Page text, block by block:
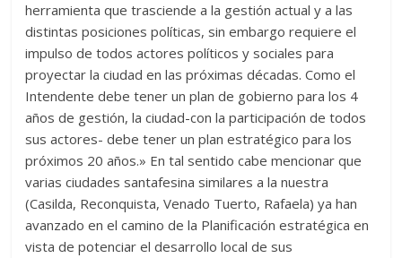
herramienta que trasciende a la gestión actual y a las
distintas posiciones políticas, sin embargo requiere el
impulso de todos actores políticos y sociales para
proyectar la ciudad en las próximas décadas. Como el
Intendente debe tener un plan de gobierno para los 4
años de gestión, la ciudad-con la participación de todos
sus actores- debe tener un plan estratégico para los
próximos 20 años.» En tal sentido cabe mencionar que
varias ciudades santafesina similares a la nuestra
(Casilda, Reconquista, Venado Tuerto, Rafaela) ya han
avanzado en el camino de la Planificación estratégica en
vista de potenciar el desarrollo local de sus